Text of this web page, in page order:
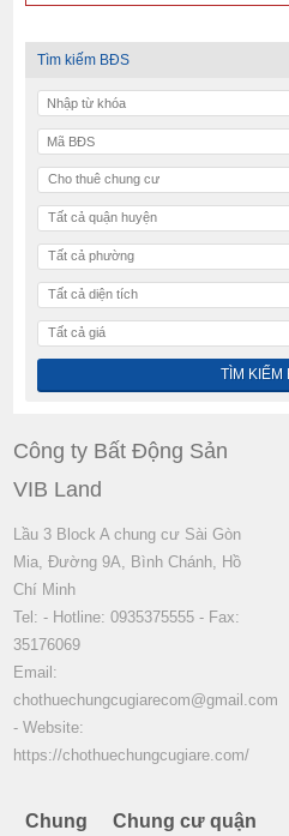
Tìm kiếm BĐS
Cho thuê chung cư
Tất cả quận huyện
Tất cả phường
Tất cả diện tích
Tất cả giá
Công ty Bất Động Sản
VIB Land
Lầu 3 Block A chung cư Sài Gòn
Mia, Đường 9A, Bình Chánh, Hồ
Chí Minh
Tel: - Hotline: 0935375555 - Fax:
35176069
Email:
chothuechungcugiarecom@gmail.com
- Website:
https://chothuechungcugiare.com/
Chung Chung cư quận